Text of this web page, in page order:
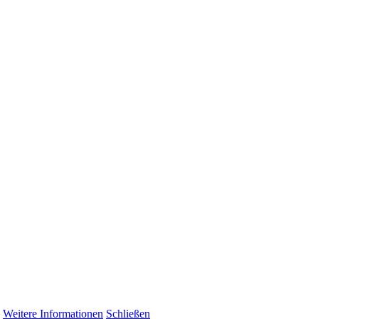
Weitere Informationen Schließen